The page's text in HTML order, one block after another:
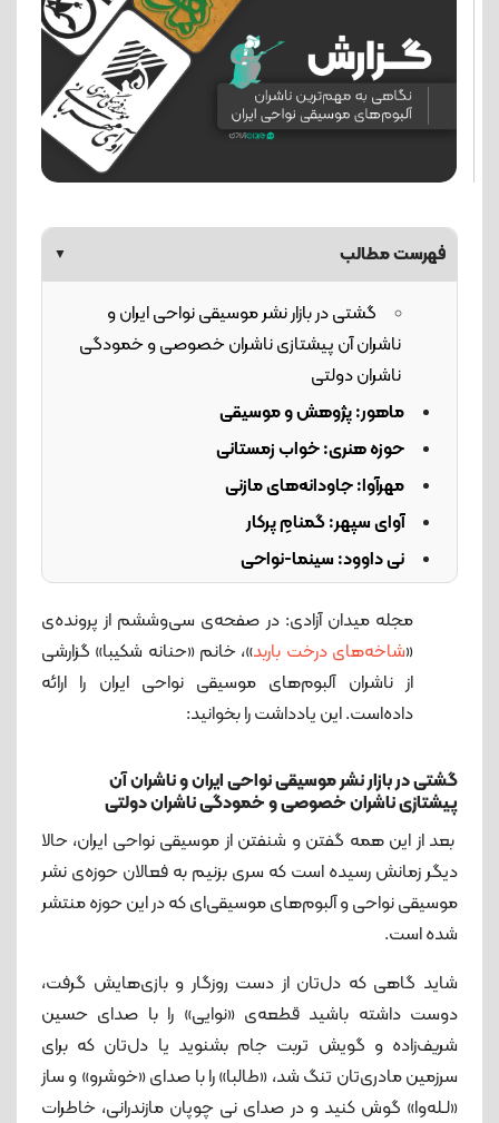
فهرست مطالب ▼
گشتی در بازار نشر موسیقی نواحی ایران و
ناشران آن پیشتازی ناشران خصوصی و خمودگی
ناشران دولتی
ماهور: پژوهش و موسیقی
حوزه هنری: خواب زمستانی
مهرآوا: جاودانه‌های مازنی
آوای سپهر: گمنامِ پرکار
نی داوود: سینما-نواحی
درگیرودار بروکراسی
اقتضائات زمانه
مجله میدان آزادی: در صفحه‌ی سی‌وششم از پرونده‌ی
«شاخه‌های درخت باربد»، خانم «حنانه شکیبا» گزارشی
از ناشران آلبوم‌های موسیقی نواحی ایران را ارائه
داده‌است. این یادداشت را بخوانید:
گشتی در بازار نشر موسیقی نواحی ایران و ناشران آن
پیشتازی ناشران خصوصی و خمودگی ناشران دولتی
بعد از این همه گفتن و شنفتن از موسیقی نواحی ایران، حالا
دیگر زمانش رسیده است که سری بزنیم به فعالان حوزه‌ی نشر
موسیقی نواحی و آلبوم‌های موسیقی‌ای که در این حوزه منتشر
شده است.
شاید گاهی که دل‌تان از دست روزگار و بازی‌هایش گرفت،
دوست داشته باشید قطعه‌ی «نوایی» را با صدای حسین
شریف‌زاده و گویش تربت جام بشنوید یا دل‌تان که برای
سرزمین مادری‌تان تنگ شد، «طالبا» را با صدای «خوشرو» و ساز
«لـله‌وا» گوش کنید و در صدای نی چوپان مازندرانی، خاطرات